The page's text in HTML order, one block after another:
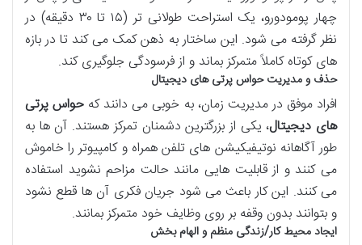
چهار پومودورو، یک استراحت طولانی تر (۱۵ تا ۳۰ دقیقه) در
نظر گرفته می شود. این ساختار به ذهن کمک می کند تا در بازه
های کوتاه کاملاً متمرکز بماند و از فرسودگی جلوگیری کند.
حذف و مدیریت حواس پرتی های دیجیتال
افراد موفق در مدیریت زمان، به خوبی می دانند که حواس پرتی
های دیجیتال، یکی از بزرگترین دشمنان تمرکز هستند. آن ها به
طور آگاهانه نوتیفیکیشن های تلفن همراه و کامپیوتر را خاموش
می کنند و از قابلیت هایی مانند حالت مزاحم نشوید استفاده
می کنند. این کار باعث می شود جریان فکری آن ها قطع نشود
و بتوانند بدون وقفه بر روی وظایف خود متمرکز بمانند.
ایجاد محیط کار/زندگی منظم و الهام بخش